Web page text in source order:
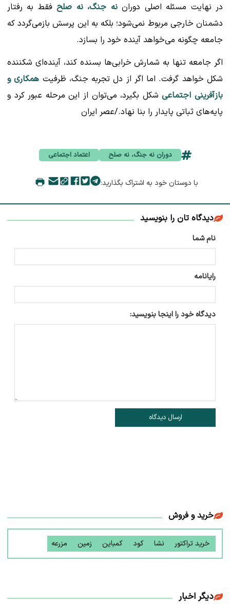
در نهایت مسئله اصلی دوراننه جنگ، نه صلحفقط به رفتار
دشمنان خارجی مربوط نمی‌شود؛ بلکه به این پرسش بازمی‌گردد که
جامعه چگونه می‌خواهد آینده خود را بسازد.
اگر جامعه تنها به شمارش خرابی‌ها بسنده کند، آینده‌ای شکننده
شکل خواهد گرفت. اما اگر از دل تجربه جنگ، ظرفیت همکاری و
بازآفرینی اجتماعیشکل بگیرد، می‌توان از این مرحله عبور کرد و
پایه‌های ثباتی پایدار را بنا نهاد./عصر ایران
دوران نه جنگ، نه صلح اعتماد اجتماعی
با دوستان خود به اشتراک بگذارید:
دیدگاه تان را بنویسید
نام شما
رایانامه
دیدگاه خود را اینجا بنویسید:
ارسال دیدگاه
خرید و فروش
خرید تراکتور نشا کود کمباین زمین مزرعه
دیگر اخبار